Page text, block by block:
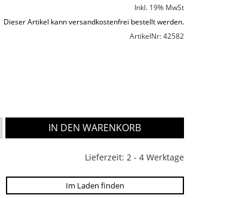
Inkl. 19% MwSt
Dieser Artikel kann versandkostenfrei bestellt werden.
ArtikelNr: 42582
Lieferzeit: 2 - 4 Werktage
Im Laden finden